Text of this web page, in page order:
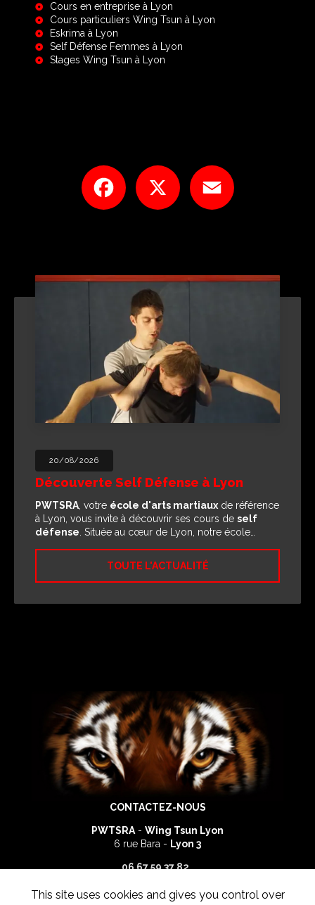
Cours en entreprise à Lyon
Cours particuliers Wing Tsun à Lyon
Eskrima à Lyon
Self Défense Femmes à Lyon
Stages Wing Tsun à Lyon
Facebook
20/08/2026
Découverte Self Défense à Lyon
PWTSRA , votre école d'arts martiaux de référence
à Lyon, vous invite à découvrir ses cours de self
défense . Située au cœur de Lyon, notre école…
TOUTE L'ACTUALITÉ
CONTACTEZ-NOUS
PWTSRA - Wing Tsun Lyon
6 rue Bara - Lyon 3
06 67 59 37 82
This site uses cookies and gives you control over